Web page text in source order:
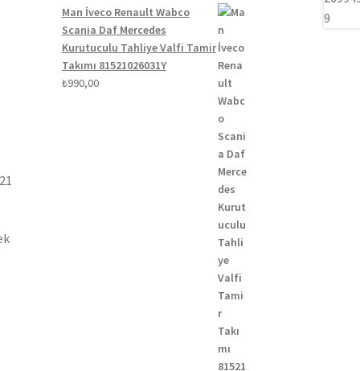
Man İveco Renault Wabco
Scania Daf Mercedes
Kurutuculu Tahliye Valfi Tamir
Takımı 81521026031Y
₺990,00